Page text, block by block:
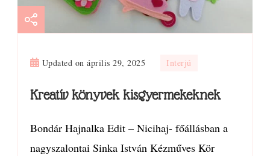
Updated onáprilis 29, 2025 Interjú
Kreatív könyvek kisgyermekeknek
Bondár Hajnalka Edit – Nicihaj- főállásban a
nagyszalontai Sinka István Kézműves Kör